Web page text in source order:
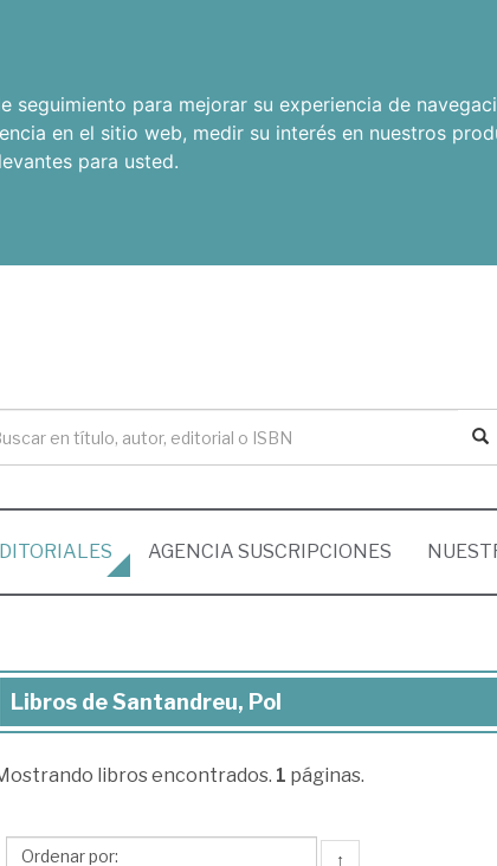
para mejorar su experiencia de
en el sitio web, medir su interés en nuestros
para usted.
AGENCIA SUSCRIPCIONES
Libros
Libros de Santandreu, Pol
libros encontrados. 1 páginas.
↑